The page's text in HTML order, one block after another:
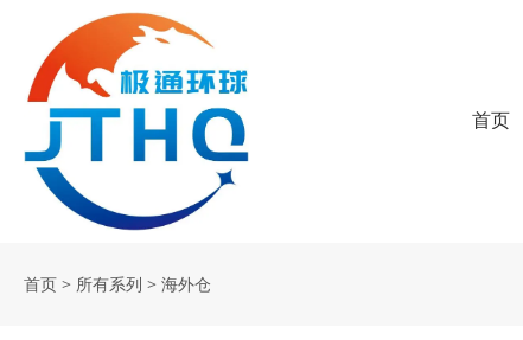
首页
首页 > 所有系列 > 海外仓